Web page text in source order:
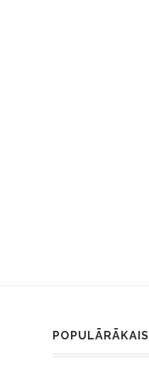
POPULĀRĀKAIS